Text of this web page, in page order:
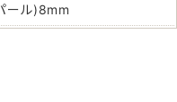
ール)8mm